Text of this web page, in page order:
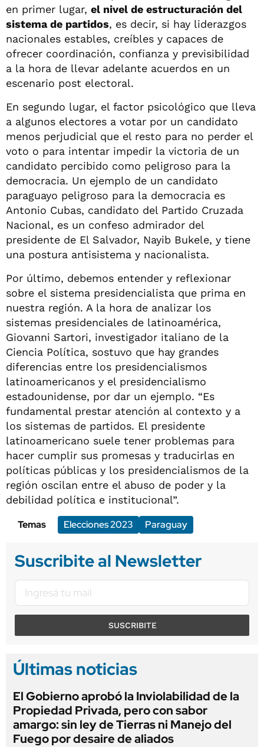
en primer lugar, el nivel de estructuración del
sistema de partidos, es decir, si hay liderazgos
nacionales estables, creíbles y capaces de
ofrecer coordinación, confianza y previsibilidad
a la hora de llevar adelante acuerdos en un
escenario post electoral.
En segundo lugar, el factor psicológico que lleva
a algunos electores a votar por un candidato
menos perjudicial que el resto para no perder el
voto o para intentar impedir la victoria de un
candidato percibido como peligroso para la
democracia. Un ejemplo de un candidato
paraguayo peligroso para la democracia es
Antonio Cubas, candidato del Partido Cruzada
Nacional, es un confeso admirador del
presidente de El Salvador, Nayib Bukele, y tiene
una postura antisistema y nacionalista.
Por último, debemos entender y reflexionar
sobre el sistema presidencialista que prima en
nuestra región. A la hora de analizar los
sistemas presidenciales de latinoamérica,
Giovanni Sartori, investigador italiano de la
Ciencia Política, sostuvo que hay grandes
diferencias entre los presidencialismos
latinoamericanos y el presidencialismo
estadounidense, por dar un ejemplo. “Es
fundamental prestar atención al contexto y a
los sistemas de partidos. El presidente
latinoamericano suele tener problemas para
hacer cumplir sus promesas y traducirlas en
políticas públicas y los presidencialismos de la
región oscilan entre el abuso de poder y la
debilidad política e institucional”.
Temas
Elecciones 2023 Paraguay
Suscribite al Newsletter
SUSCRIBITE
Últimas noticias
El Gobierno aprobó la Inviolabilidad de la
Propiedad Privada, pero con sabor
amargo: sin ley de Tierras ni Manejo del
Fuego por desaire de aliados